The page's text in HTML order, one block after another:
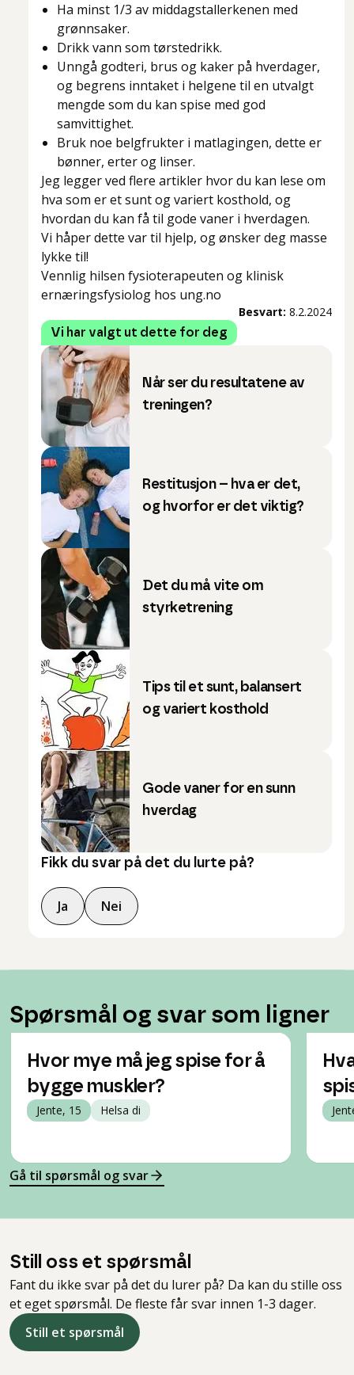
Ha minst 1/3 av middagstallerkenen med
grønnsaker.
Drikk vann som tørstedrikk.
Unngå godteri, brus og kaker på hverdager,
og begrens inntaket i helgene til en utvalgt
mengde som du kan spise med god
samvittighet.
Bruk noe belgfrukter i matlagingen, dette er
bønner, erter og linser.
Jeg legger ved flere artikler hvor du kan lese om
hva som er et sunt og variert kosthold, og
hvordan du kan få til gode vaner i hverdagen.
Vi håper dette var til hjelp, og ønsker deg masse
lykke til!
Vennlig hilsen fysioterapeuten og klinisk
ernæringsfysiolog hos ung.no
Besvart: 8.2.2024
Vi har valgt ut dette for deg
Når ser du resultatene av
treningen?
Restitusjon – hva er det,
og hvorfor er det viktig?
Det du må vite om
styrketrening
Tips til et sunt, balansert
og variert kosthold
Gode vaner for en sunn
hverdag
Fikk du svar på det du lurte på?
Ja Nei
Spørsmål og svar som ligner
Hvor mye må jeg spise for å
bygge muskler?
Jente, 15 Helsa di
Gå til spørsmål og svar
Still oss et spørsmål
Fant du ikke svar på det du lurer på? Da kan du stille oss
et eget spørsmål. De fleste får svar innen 1-3 dager.
Still et spørsmål